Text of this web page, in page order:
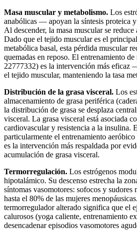
Masa muscular y metabolismo. Los
anabólicas — apoyan la síntesis proteica
Al descender, la masa muscular se
Dado que el tejido muscular es el
metabólica basal, esta pérdida muscular
quemadas en reposo. El entrenamiento
22777332) es la intervención más eficaz
el tejido muscular, manteniendo la tasa
Distribución de la grasa visceral. Los
almacenamiento de grasa periférica
la distribución de grasa se desplaza
visceral. La grasa visceral está asociada
cardiovascular y resistencia a la
particularmente el entrenamiento
es la intervención más respaldada por
acumulación de grasa visceral.
Termorregulación. Los estrógenos
hipotalámico. Su descenso estrecha la
síntomas vasomotores: sofocos y sudores
hasta el 80% de las mujeres
termorregulador alterado significa que el
calurosos (yoga caliente, entrenamiento
desencadenar episodios vasomotores